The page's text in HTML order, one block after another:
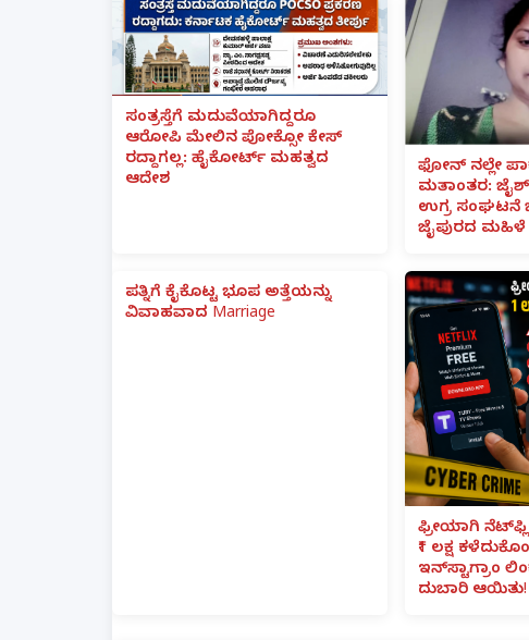
ಸಂತ್ರಸ್ತೆಗೆ ಮದುವೆಯಾಗಿದ್ದರೂ
ಆರೋಪಿ ಮೇಲಿನ ಪೋಕ್ಸೋ ಕೇಸ್
ರದ್ದಾಗಲ್ಲ: ಹೈಕೋರ್ಟ್ ಮಹತ್ವದ
ಆದೇಶ
ಫೋನ್ ನಲ್ಲೇ
ಮತಾಂತರ:
ಉಗ್ರ ಸಂಘಟನೆ
ಜೈಪುರದ ಮಹಿಳೆ
ಪತ್ನಿಗೆ ಕೈಕೊಟ್ಟ ಭೂಪ ಅತ್ತೆಯನ್ನು
ವಿವಾಹವಾದ Marriage
ಫ್ರೀಯಾಗಿ
₹1 ಲಕ್ಷ
ಇನ್‌ಸ್ಟಾಗ್ರಾಂ
ದುಬಾರಿ ಆಯಿತು!